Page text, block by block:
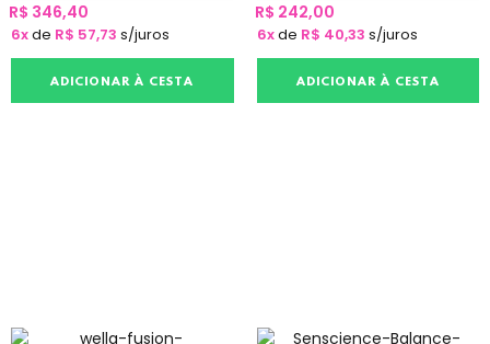
R$ 346,40
6xde R$ 57,73 s/juros
ADICIONAR À CESTA
R$ 242,00
6xde R$ 40,33 s/juros
ADICIONAR À CESTA